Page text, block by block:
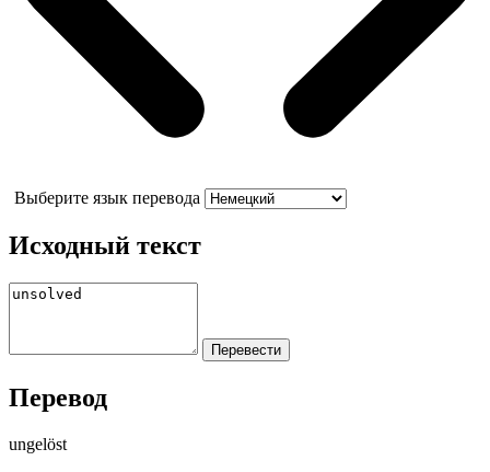
Выберите язык перевода
Исходный текст
Перевод
ungelöst